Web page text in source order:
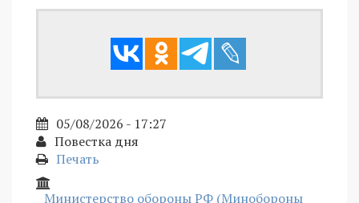
05/08/2026 - 17:27
Повестка дня
Печать
Министерство обороны РФ (Минобороны